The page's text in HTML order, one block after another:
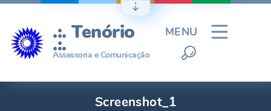
Ir
conteúdo
.:. Tenório
.:.
Assessoria e Comunicação
MENU
Screenshot_1